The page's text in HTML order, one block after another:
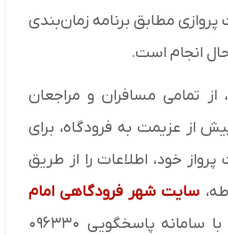
مطابق برنامه زمان‌بندی
انجام است.
از تمامی مسافران و مراجعان
از عزیمت به فرودگاه، برای
خود، اطلاعات را از طریق
سایت شهر فرودگاهی امام
و یا تماس با سامانه پاسخگویی ۰۹۶۳۳۰